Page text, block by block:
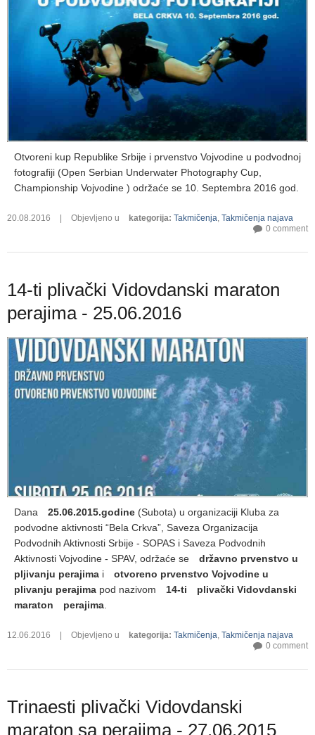
Otvoreni kup Republike Srbije i prvenstvo Vojvodine u podvodnoj
fotografiji (Open Serbian Underwater Photography Cup,
Championship Vojvodine ) održaće se 10 . Septembra 2016 god.
20.08.2016 | Objevljeno u kategorija: Takmičenja Takmičenja najava
0 comment
14-ti plivački Vidovdanski maraton
perajima - 25.06.2016
Dana 25.06.2015.godine (Subota) u organizaciji Kluba za
podvodne aktivnosti “Bela Crkva”, Saveza Organizacija
Podvodnih Aktivnosti Srbije - SOPAS i Saveza Podvodnih
Aktivnosti Vojvodine - SPAV, održaće se
državno prvenstvo u
pljivanju perajima i
otvoreno prvenstvo Vojvodine u
plivanju perajima pod nazivom 14-ti
plivački Vidovdanski
maraton
perajima
12.06.2016 Objevljeno u kategorija: Takmičenja, Takmičenja najava
0 comment
Trinaesti plivački Vidovdanski
maraton sa perajima - 27.06.2015